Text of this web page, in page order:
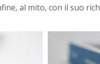
al mito, con il suo